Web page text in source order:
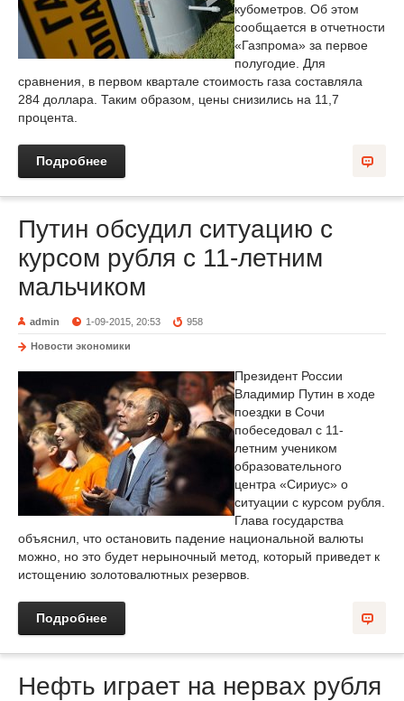
кубометров. Об этом
сообщается в отчетности
«Газпрома» за первое
полугодие. Для
сравнения, в первом квартале стоимость газа составляла
284 доллара. Таким образом, цены снизились на 11,7
процента.
Подробнее
Путин обсудил ситуацию с
курсом рубля с 11-летним
мальчиком
admin 1-09-2015, 20:53 958
Новости экономики
Президент России
Владимир Путин в ходе
поездки в Сочи
побеседовал с 11-
летним учеником
образовательного
центра «Сириус» о
ситуации с курсом рубля.
Глава государства
объяснил, что остановить падение национальной валюты
можно, но это будет нерыночный метод, который приведет к
истощению золотовалютных резервов.
Подробнее
Нефть играет на нервах рубля